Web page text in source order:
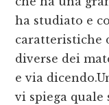
ha studiato e
caratteristiche
diverse dei
e via
vi spiega quale